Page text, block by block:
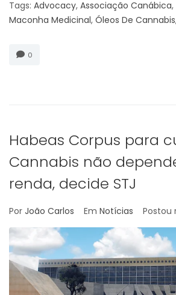
Tags: Advocacy, Associação Canábica,
Maconha Medicinal, Óleos De Cannabis
0
Habeas Corpus para
Cannabis não
renda, decide STJ
Por João Carlos Em Notícias Postou